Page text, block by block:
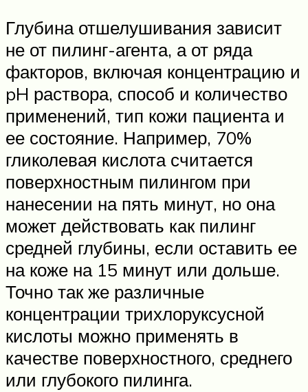
Глубина отшелушивания зависит
не от пилинг-агента, а от ряда
факторов, включая концентрацию и
pH раствора, способ и количество
применений, тип кожи пациента и
ее состояние. Например, 70%
гликолевая кислота считается
поверхностным пилингом при
нанесении на пять минут, но она
может действовать как пилинг
средней глубины, если оставить ее
на коже на 15 минут или дольше.
Точно так же различные
концентрации трихлоруксусной
кислоты можно применять в
качестве поверхностного, среднего
или глубокого пилинга.